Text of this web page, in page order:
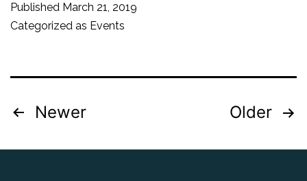
Published March 21, 2019
Categorized as Events
Posts
pagination
Newer Older